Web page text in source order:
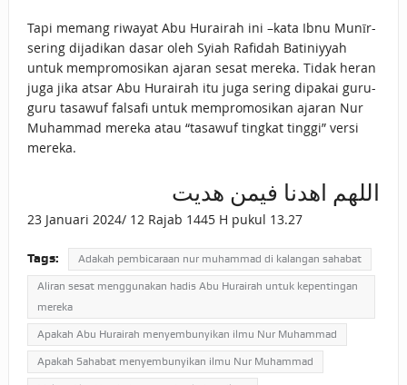
Tapi memang riwayat Abu Hurairah ini –kata Ibnu Munīr-
sering dijadikan dasar oleh Syiah Rafidah Batiniyyah
untuk mempromosikan ajaran sesat mereka. Tidak heran
juga jika atsar Abu Hurairah itu juga sering dipakai guru-
guru tasawuf falsafi untuk mempromosikan ajaran Nur
Muhammad mereka atau “tasawuf tingkat tinggi” versi
mereka.
اللهم اهدنا فيمن هديت
23 Januari 2024/ 12 Rajab 1445 H pukul 13.27
Tags: Adakah pembicaraan nur muhammad di kalangan sahabat
Aliran sesat menggunakan hadis Abu Hurairah untuk kepentingan
mereka
Apakah Abu Hurairah menyembunyikan ilmu Nur Muhammad
Apakah Sahabat menyembunyikan ilmu Nur Muhammad